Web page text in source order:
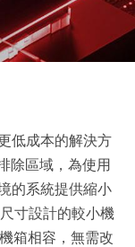
低成本的解決方
除區域，為使用
的系統提供縮小
寸設計的較小機
箱相容，無需改